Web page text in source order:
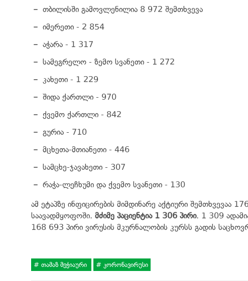
თბილისში გამოვლენილია 8 972 შემთხვევა
იმერეთი - 2 854
აჭარა - 1 317
სამეგრელო - ზემო სვანეთი - 1 272
კახეთი - 1 229
შიდა ქართლი - 970
ქვემო ქართლი - 842
გურია - 710
მცხეთა-მთიანეთი - 446
სამცხე-ჯავახეთი - 307
რაჭა-ლეჩხუმი და ქვემო სვანეთი - 130
ამ ეტაპზე ინფიცირების მიმდინარე აქტიური შემთხვევაა
საავადმყოფოში. მძიმე პაციენტია 1 306 პირი. 1 309
168 693 პირი ვირუსის მკურნალობის კურსს გადის
თამაზ მეჭიაური კორონავირუსი